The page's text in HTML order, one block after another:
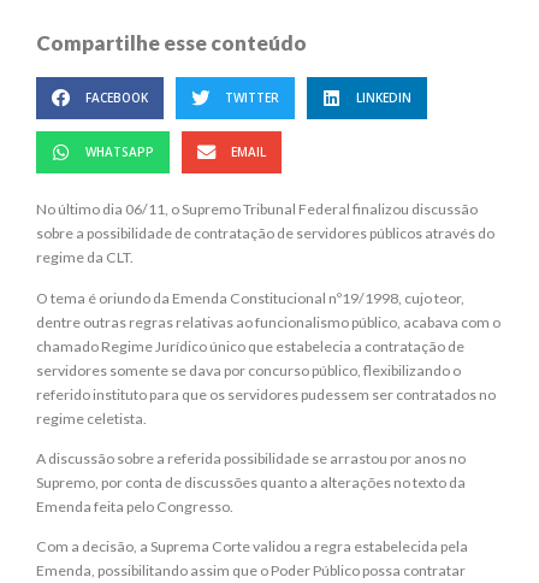
Compartilhe esse conteúdo
FACEBOOK TWITTER LINKEDIN
WHATSAPP EMAIL
No último dia 06/11, o Supremo Tribunal Federal finalizou discussão
sobre a possibilidade de contratação de servidores públicos através do
regime da CLT.
O tema é oriundo da Emenda Constitucional nº19/1998, cujo teor,
dentre outras regras relativas ao funcionalismo público, acabava com o
chamado Regime Jurídico único que estabelecia a contratação de
servidores somente se dava por concurso público, flexibilizando o
referido instituto para que os servidores pudessem ser contratados no
regime celetista.
A discussão sobre a referida possibilidade se arrastou por anos no
Supremo, por conta de discussões quanto a alterações no texto da
Emenda feita pelo Congresso.
Com a decisão, a Suprema Corte validou a regra estabelecida pela
Emenda, possibilitando assim que o Poder Público possa contratar